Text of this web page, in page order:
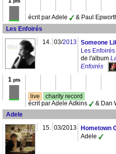
écrit par Adele
& Paul
Les Enfoirés
14. 03/2013
Someone
Les Enfoirés
de l'album
Enfoirés
1pts
live
charity record
écrit par Adele Adkins
& Dan
Adele
15. 03/2013
Hometown
Adele